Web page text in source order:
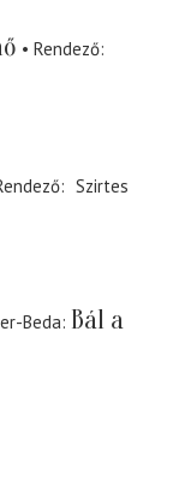
Rendező
Szirtes
Beda Bál a